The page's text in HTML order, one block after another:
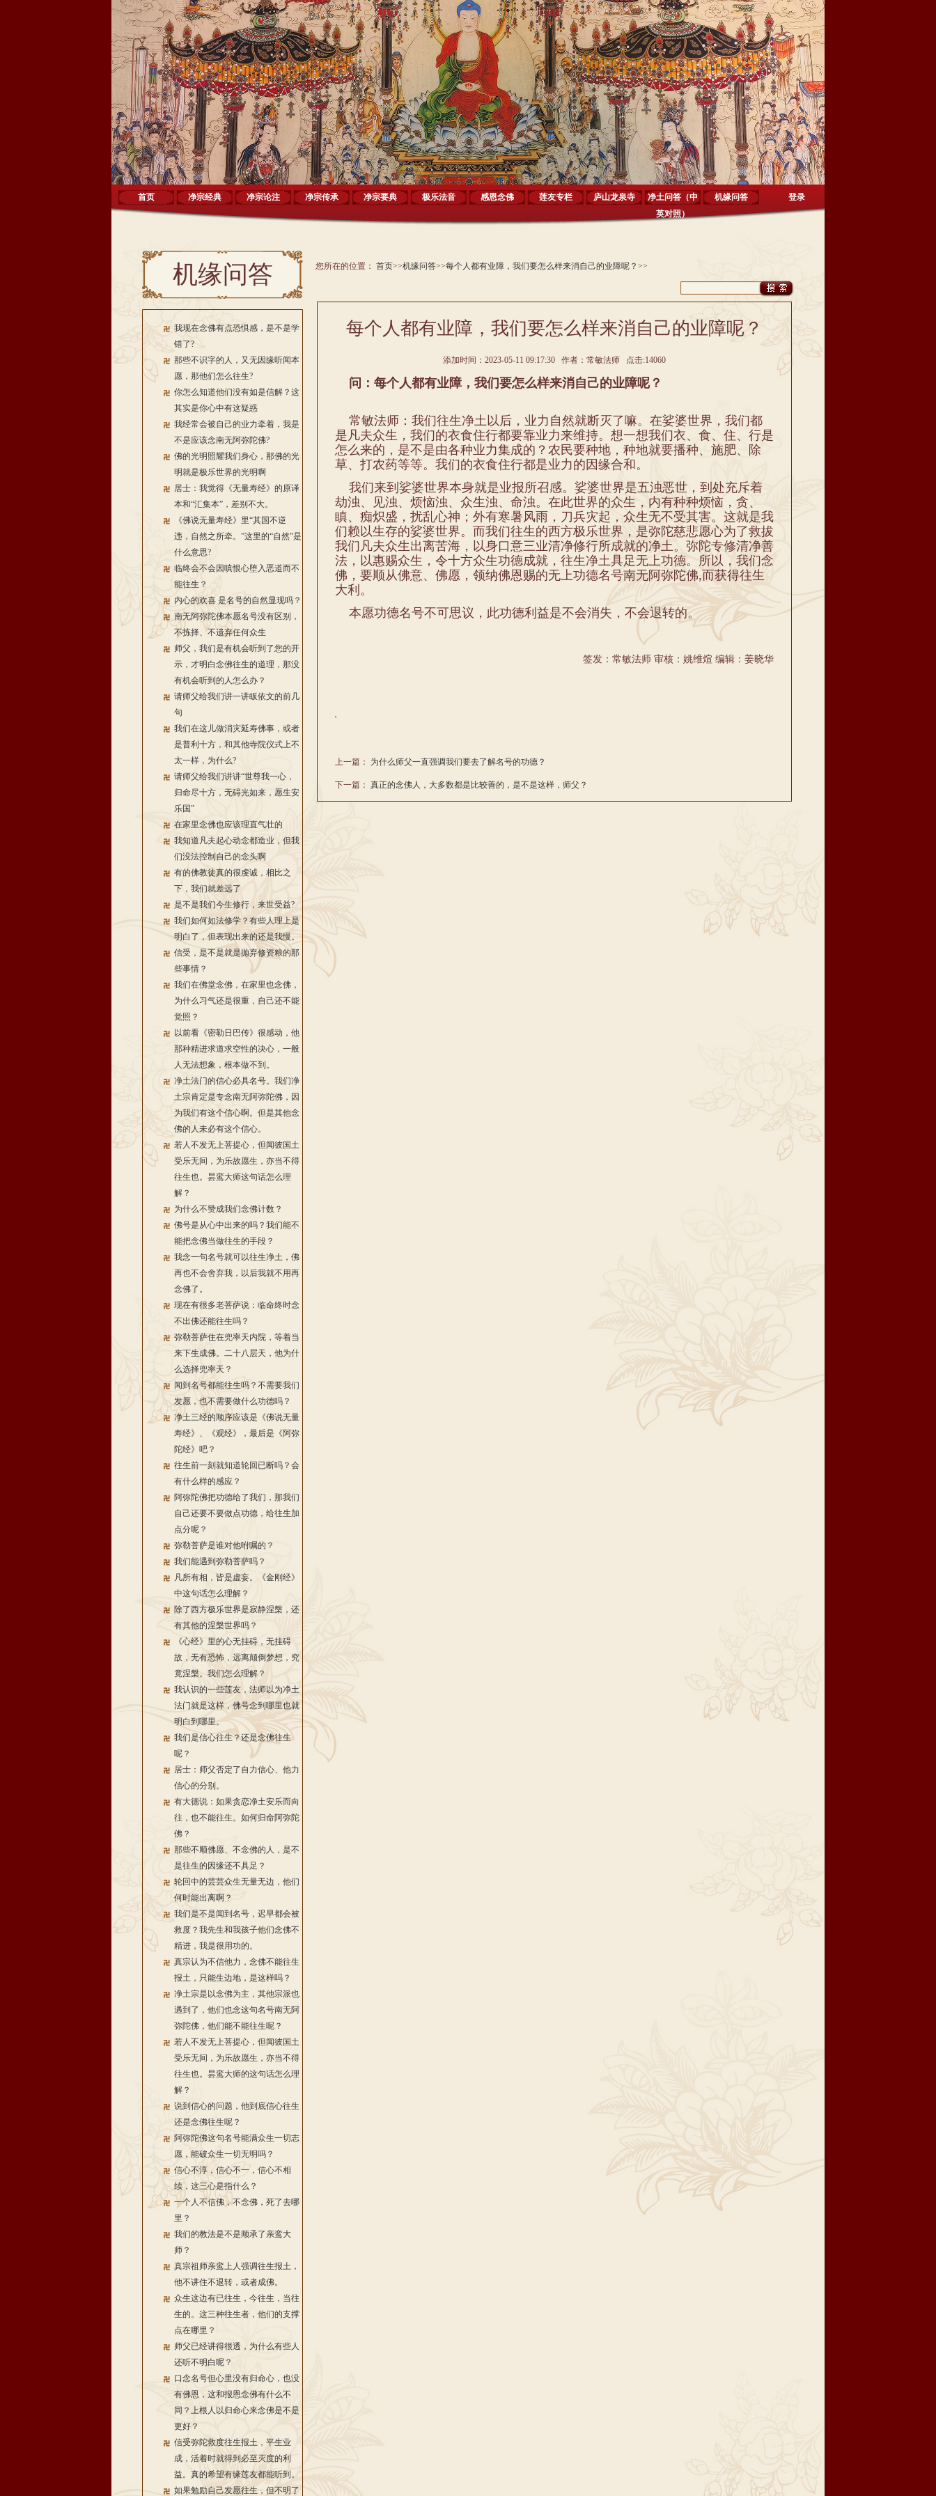
首页 净宗经典 净宗论注 净宗传承 净宗要典 极乐法音 感恩念佛 莲友专栏 庐山龙泉寺
净土问答（中
英对照）
机缘问答 登录
机缘问答
我现在念佛有点恐惧感，是不是学
错了?
那些不识字的人，又无因缘听闻本
愿，那他们怎么往生?
你怎么知道他们没有如是信解？这
其实是你心中有这疑惑
我经常会被自己的业力牵着，我是
不是应该念南无阿弥陀佛?
佛的光明照耀我们身心，那佛的光
明就是极乐世界的光明啊
居士：我觉得《无量寿经》的原译
本和“汇集本”，差别不大。
《佛说无量寿经》里“其国不逆
违，自然之所牵。”这里的“自然”是
什么意思?
临终会不会因嗔恨心堕入恶道而不
能往生？
内心的欢喜 是名号的自然显现吗？
南无阿弥陀佛本愿名号没有区别，
不拣择、不遗弃任何众生
师父，我们是有机会听到了您的开
示，才明白念佛往生的道理，那没
有机会听到的人怎么办？
请师父给我们讲一讲皈依文的前几
句
我们在这儿做消灾延寿佛事，或者
是普利十方，和其他寺院仪式上不
太一样，为什么?
请师父给我们讲讲“世尊我一心，
归命尽十方，无碍光如来，愿生安
乐国”
在家里念佛也应该理直气壮的
我知道凡夫起心动念都造业，但我
们没法控制自己的念头啊
有的佛教徒真的很虔诚，相比之
下，我们就差远了
是不是我们今生修行，来世受益?
我们如何如法修学？有些人理上是
明白了，但表现出来的还是我慢。
信受，是不是就是抛弃修资粮的那
些事情？
我们在佛堂念佛，在家里也念佛，
为什么习气还是很重，自己还不能
觉照？
以前看《密勒日巴传》很感动，他
那种精进求道求空性的决心，一般
人无法想象，根本做不到。
净土法门的信心必具名号。我们净
土宗肯定是专念南无阿弥陀佛，因
为我们有这个信心啊。但是其他念
佛的人未必有这个信心。
若人不发无上菩提心，但闻彼国土
受乐无间，为乐故愿生，亦当不得
往生也。昙鸾大师这句话怎么理
解？
为什么不赞成我们念佛计数？
佛号是从心中出来的吗？我们能不
能把念佛当做往生的手段？
我念一句名号就可以往生净土，佛
再也不会舍弃我，以后我就不用再
念佛了。
现在有很多老菩萨说：临命终时念
不出佛还能往生吗？
弥勒菩萨住在兜率天内院，等着当
来下生成佛。二十八层天，他为什
么选择兜率天？
闻到名号都能往生吗？不需要我们
发愿，也不需要做什么功德吗？
净土三经的顺序应该是《佛说无量
寿经》、《观经》，最后是《阿弥
陀经》吧？
往生前一刻就知道轮回已断吗？会
有什么样的感应？
阿弥陀佛把功德给了我们，那我们
自己还要不要做点功德，给往生加
点分呢？
弥勒菩萨是谁对他咐嘱的？
我们能遇到弥勒菩萨吗？
凡所有相，皆是虚妄。《金刚经》
中这句话怎么理解？
除了西方极乐世界是寂静涅槃，还
有其他的涅槃世界吗？
《心经》里的心无挂碍，无挂碍
故，无有恐怖，远离颠倒梦想，究
竟涅槃。我们怎么理解？
我认识的一些莲友，法师以为净土
法门就是这样，佛号念到哪里也就
明白到哪里。
我们是信心往生？还是念佛往生
呢？
居士：师父否定了自力信心、他力
信心的分别。
有大德说：如果贪恋净土安乐而向
往，也不能往生。如何归命阿弥陀
佛？
那些不顺佛愿、不念佛的人，是不
是往生的因缘还不具足？
轮回中的芸芸众生无量无边，他们
何时能出离啊？
我们是不是闻到名号，迟早都会被
救度？我先生和我孩子他们念佛不
精进，我是很用功的。
真宗认为不信他力，念佛不能往生
报土，只能生边地，是这样吗？
净土宗是以念佛为主，其他宗派也
遇到了，他们也念这句名号南无阿
弥陀佛，他们能不能往生呢？
若人不发无上菩提心，但闻彼国土
受乐无间，为乐故愿生，亦当不得
往生也。昙鸾大师的这句话怎么理
解？
说到信心的问题，他到底信心往生
还是念佛往生呢？
阿弥陀佛这句名号能满众生一切志
愿，能破众生一切无明吗？
信心不淳，信心不一，信心不相
续，这三心是指什么？
一个人不信佛，不念佛，死了去哪
里？
我们的教法是不是顺承了亲鸾大
师？
真宗祖师亲鸾上人强调往生报土，
他不讲住不退转，或者成佛。
众生这边有已往生，今往生，当往
生的。这三种往生者，他们的支撑
点在哪里？
师父已经讲得很透，为什么有些人
还听不明白呢？
口念名号但心里没有归命心，也没
有佛恩，这和报恩念佛有什么不
同？上根人以归命心来念佛是不是
更好？
信受弥陀救度往生报土，平生业
成，活着时就得到必至灭度的利
益。真的希望有缘莲友都能听到。
如果勉励自己发愿往生，但不明了
您所在的位置： 首页>>机缘问答>>每个人都有业障，我们要怎么样来消自己的业障呢？ >>
每个人都有业障，我们要怎么样来消自己的业障呢？
添加时间：2023-05-11 09:17:30 作者：常敏法师 点击:14060
问：每个人都有业障，我们要怎么样来消自己的业障呢？
常敏法师：我们往生净土以后，业力自然就断灭了嘛。在娑婆世界，我们都
是凡夫众生，我们的衣食住行都要靠业力来维持。想一想我们衣、食、住、行是
怎么来的，是不是由各种业力集成的？农民要种地，种地就要播种、施肥、除
草、打农药等等。我们的衣食住行都是业力的因缘合和。
我们来到娑婆世界本身就是业报所召感。娑婆世界是五浊恶世，到处充斥着
劫浊、见浊、烦恼浊、众生浊、命浊。在此世界的众生，内有种种烦恼，贪、
瞋、痴炽盛，扰乱心神；外有寒暑风雨，刀兵灾起，众生无不受其害。这就是我
们赖以生存的娑婆世界。而我们往生的西方极乐世界，是弥陀慈悲愿心为了救拔
我们凡夫众生出离苦海，以身口意三业清净修行所成就的净土。弥陀专修清净善
法，以惠赐众生，令十方众生功德成就，往生净土具足无上功德。所以，我们念
佛，要顺从佛意、佛愿，领纳佛恩赐的无上功德名号南无阿弥陀佛,而获得往生
大利。
本愿功德名号不可思议，此功德利益是不会消失，不会退转的。
签发：常敏法师 审核：姚维煊 编辑：姜晓华
'
上一篇： 为什么师父一直强调我们要去了解名号的功德？
下一篇： 真正的念佛人，大多数都是比较善的，是不是这样，师父？